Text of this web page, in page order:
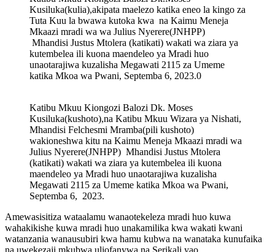
Kusiluka(kulia),akipata maelezo katika eneo la kingo za
Tuta Kuu la bwawa kutoka kwa na Kaimu Meneja
Mkaazi mradi wa wa Julius Nyerere(JNHPP)
Mhandisi Justus Mtolera (katikati) wakati wa ziara ya
kutembelea ili kuona maendeleo ya Mradi huo
unaotarajiwa kuzalisha Megawati 2115 za Umeme
katika Mkoa wa Pwani, Septemba 6, 2023.0
Katibu Mkuu Kiongozi Balozi Dk. Moses
Kusiluka(kushoto),na Katibu Mkuu Wizara ya Nishati,
Mhandisi Felchesmi Mramba(pili kushoto)
wakioneshwa kitu na Kaimu Meneja Mkaazi mradi wa
Julius Nyerere(JNHPP) Mhandisi Justus Mtolera
(katikati) wakati wa ziara ya kutembelea ili kuona
maendeleo ya Mradi huo unaotarajiwa kuzalisha
Megawati 2115 za Umeme katika Mkoa wa Pwani,
Septemba 6, 2023.
Amewasisitiza wataalamu wanaotekeleza mradi huo kuwa
wahakikishe kuwa mradi huo unakamilika kwa wakati kwani
watanzania wanausubiri kwa hamu kubwa na wanataka kunufaika
na uwekezaji mkubwa uliofanywa na Serikali yao.